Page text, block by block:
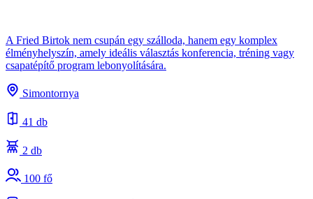
A Fried Birtok nem csupán egy szálloda, hanem egy komplex
élményhelyszín, amely ideális választás konferencia, tréning vagy
csapatépítő program lebonyolítására.
Simontornya
41 db
2 db
100 fő